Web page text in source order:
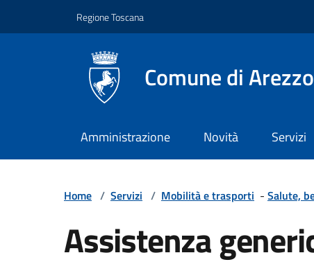
Regione Toscana
Comune di Arezzo
Amministrazione Novità Servizi
Home / Servizi / Mobilità e trasporti - Salute,
Assistenza